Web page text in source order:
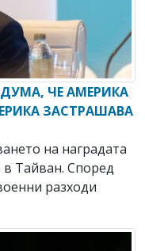
ЧЕ АМЕРИКА
ЗАСТРАШАВА
на наградата
в Тайван. Според
разходи